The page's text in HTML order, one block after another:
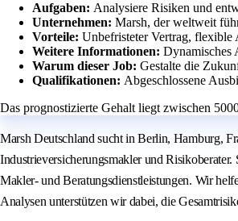
Aufgaben: Analysiere Risiken und
Unternehmen: Marsh, der weltweit
Vorteile: Unbefristeter Vertrag, flexible
Weitere Informationen: Dynamisches
Warum dieser Job: Gestalte die
Qualifikationen: Abgeschlossene
Das prognostizierte Gehalt liegt zwischen
Marsh Deutschland sucht in Berlin, Hamburg,
Industrieversicherungsmakler und
Makler- und Beratungsdienstleistungen. Wir
Analysen unterstützen wir dabei, die